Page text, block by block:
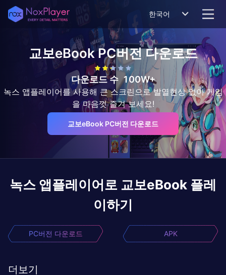
한국어
교보eBookPC버전 다운로드
다운로드 수 100W+
녹스 앱플레이어를 사용해 큰 스크린으로 발열현상 없이 게임
을 마음껏 즐겨 보세요!
교보eBook PC버전 다운로드
녹스 앱플레이어로 교보eBook 플레
이하기
PC버전 다운로드 APK
더보기